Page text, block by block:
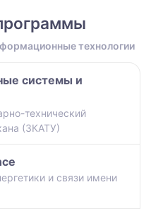
технологии
системы и
технический
(ЗКАТУ)
и связи имени